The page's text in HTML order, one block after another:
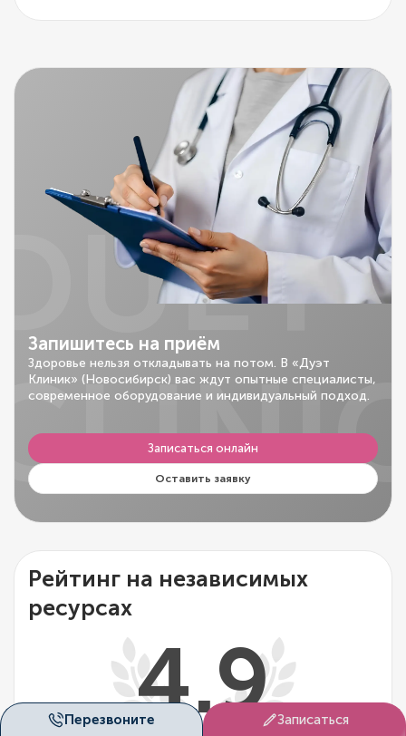
Перезвоните Записаться
Запишитесь на приём
Здоровье нельзя откладывать на потом. В «Дуэт
Клиник» (Новосибирск) вас ждут опытные специалисты,
современное оборудование и индивидуальный подход.
Записаться онлайн
Оставить заявку
Рейтинг на независимых
ресурсах
4.9